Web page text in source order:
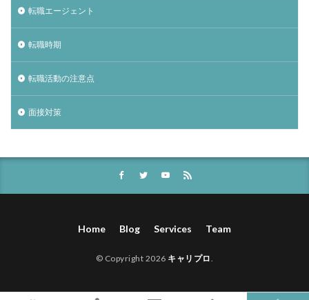
転職エージェント
転職時期
転職活動の注意点
面接対策
Home Blog Services Team
© Copyright 2026 キャリプロ.